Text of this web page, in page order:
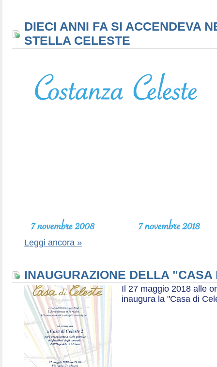
DIECI ANNI FA SI ACCENDEVA
STELLA CELESTE
Leggi ancora »
INAUGURAZIONE DELLA
Il 27 maggio 2018 alle
inaugura la "Casa di